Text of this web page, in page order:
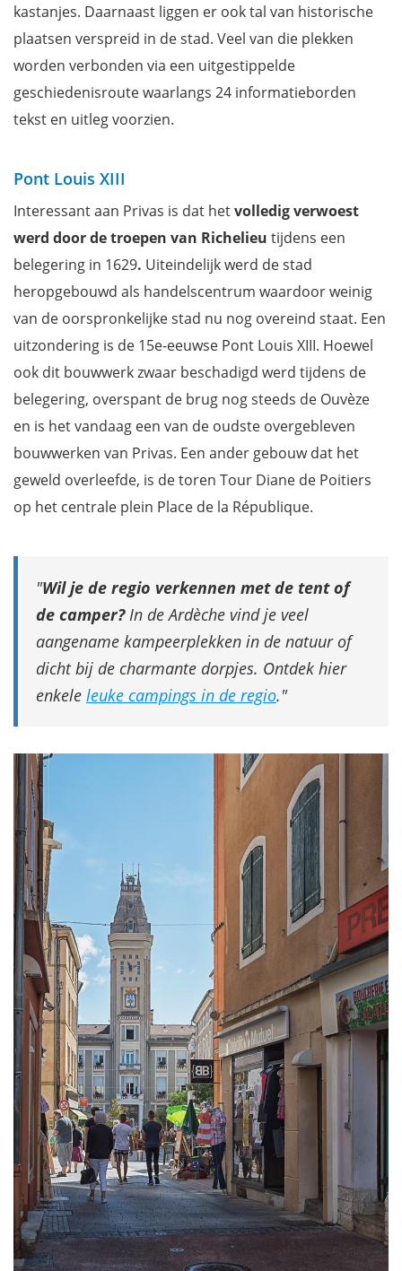
kastanjes. Daarnaast liggen er ook tal van historische
plaatsen verspreid in de stad. Veel van die plekken
worden verbonden via een uitgestippelde
geschiedenisroute waarlangs 24 informatieborden
tekst en uitleg voorzien.
Pont Louis XIII
Interessant aan Privas is dat hetvolledig verwoest
werd door de troepen van Richelieu tijdens een
belegering in 1629. Uiteindelijk werd de stad
heropgebouwd als handelscentrum waardoor weinig
van de oorspronkelijke stad nu nog overeind staat. Een
uitzondering is de 15e-eeuwse Pont Louis XIII. Hoewel
ook dit bouwwerk zwaar beschadigd werd tijdens de
belegering, overspant de brug nog steeds de Ouvèze
en is het vandaag een van de oudste overgebleven
bouwwerken van Privas. Een ander gebouw dat het
geweld overleefde, is de toren Tour Diane de Poitiers
op het centrale plein Place de la République.
Wil je de regio verkennen met de tent of
de camper?In de Ardèche vind je veel
aangename kampeerplekken in de natuur of
dicht bij de charmante dorpjes. Ontdek hier
enkele leuke campings in de regio.